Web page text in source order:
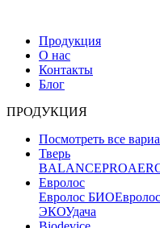
Продукция
О нас
Контакты
Блог
ПРОДУКЦИЯ
Посмотреть все
Тверь
BALANCEPRO
Евролос
Евролос БИО
ЭКОУдача